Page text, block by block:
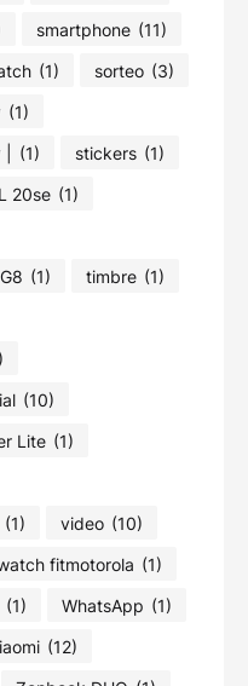
smartphone (11)
(1) sorteo (3)
(1)
(1) stickers (1)
20se (1)
(1) timbre (1)
(10)
Lite (1)
(1) video (10)
fitmotorola (1)
(1) WhatsApp (1)
(12)